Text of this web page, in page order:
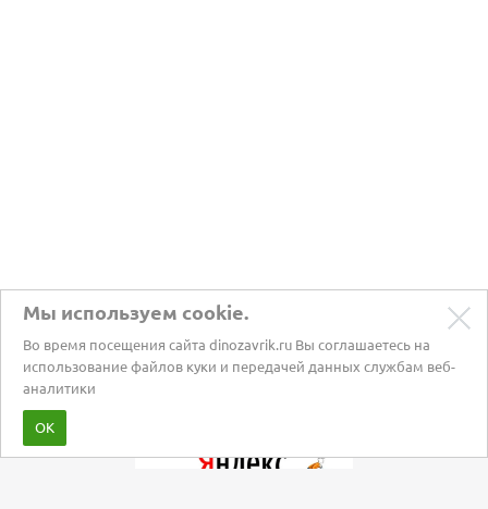
Мы используем cookie.
Во время посещения сайта dinozavrik.ru Вы соглашаетесь на
использование файлов куки и передачей данных службам веб-
аналитики
ОК